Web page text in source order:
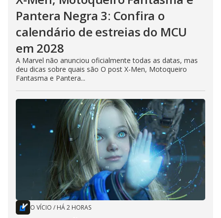
Pantera Negra 3: Confira o
calendário de estreias do MCU
em 2028
A Marvel não anunciou oficialmente todas as datas, mas
deu dicas sobre quais são O post X-Men, Motoqueiro
Fantasma e Pantera...
O VÍCIO / HÁ 2 HORAS